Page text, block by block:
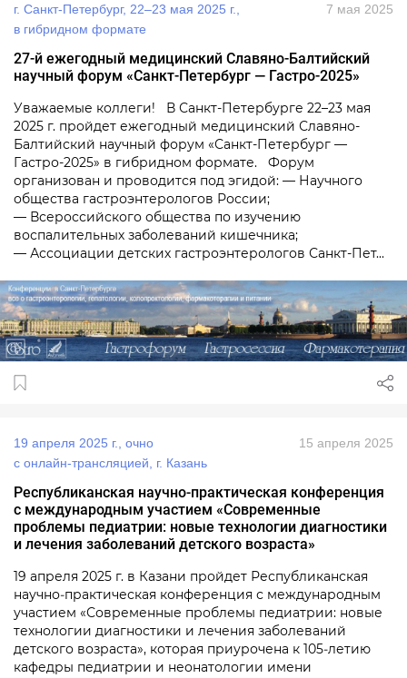
г. Санкт-Петербург, 22–23 мая 2025 г.,
в гибридном формате
7 мая 2025
27-й ежегодный медицинский Славяно-Балтийский
научный форум «Санкт-Петербург — Гастро-2025»
Уважаемые коллеги! В Санкт-Петербурге 22–23 мая
2025 г. пройдет ежегодный медицинский Славяно-
Балтийский научный форум «Санкт-Петербург —
Гастро-2025» в гибридном формате. Форум
организован и проводится под эгидой: — Научного
общества гастроэнтерологов России;
— Всероссийского общества по изучению
воспалительных заболеваний кишечника;
— Ассоциации детских гастроэнтерологов Санкт-Пет...
19 апреля 2025 г., очно
с онлайн‑трансляцией, г. Казань
15 апреля 2025
Республиканская научно‑практическая конференция
с международным участием «Современные
проблемы педиатрии: новые технологии диагностики
и лечения заболеваний детского возраста»
19 апреля 2025 г. в Казани пройдет Республиканская
научно‑практическая конференция с международным
участием «Современные проблемы педиатрии: новые
технологии диагностики и лечения заболеваний
детского возраста», которая приурочена к 105‑летию
кафедры педиатрии и неонатологии имени